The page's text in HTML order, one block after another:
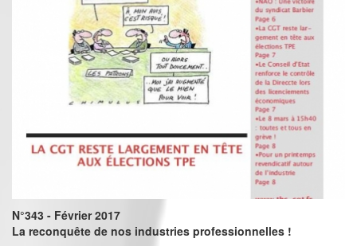
N°343 - Février 2017
La reconquête de nos industries professionnelles !